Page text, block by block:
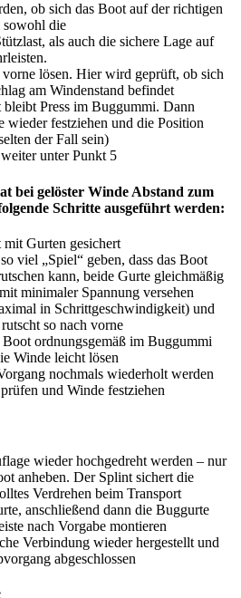
ob sich das Boot auf der richtigen
sowohl die
als auch die sichere Lage auf
lösen. Hier wird geprüft, ob sich
am Windenstand befindet
Press im Buggummi. Dann
wieder festziehen und die Position
der Fall sein)
unter Punkt 5
bei gelöster Winde Abstand zum
Schritte ausgeführt werden:
Gurten gesichert
viel „Spiel“ geben, dass das Boot
kann, beide Gurte gleichmäßig
minimaler Spannung versehen
in Schrittgeschwindigkeit) und
so nach vorne
ordnungsgemäß im Buggummi
Winde leicht lösen
nochmals wiederholt werden
und Winde festziehen
wieder hochgedreht werden – nur
anheben. Der Splint sichert die
Verdrehen beim Transport
anschließend dann die Buggurte
nach Vorgabe montieren
Verbindung wieder hergestellt und
abgeschlossen